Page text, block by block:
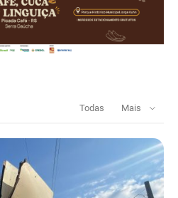
Todas Mais